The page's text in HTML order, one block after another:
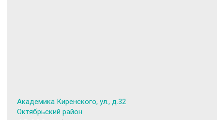
Академика Киренского, ул., д.32
Октябрьский район